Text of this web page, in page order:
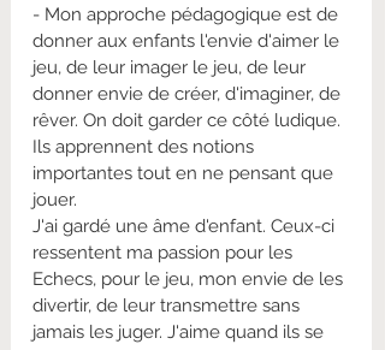
- Mon approche pédagogique est de
donner aux enfants l'envie d'aimer le
jeu, de leur imager le jeu, de leur
donner envie de créer, d'imaginer, de
rêver. On doit garder ce côté ludique.
Ils apprennent des notions
importantes tout en ne pensant que
jouer.
J'ai gardé une âme d'enfant. Ceux-ci
ressentent ma passion pour les
Echecs, pour le jeu, mon envie de les
divertir, de leur transmettre sans
jamais les juger. J'aime quand ils se